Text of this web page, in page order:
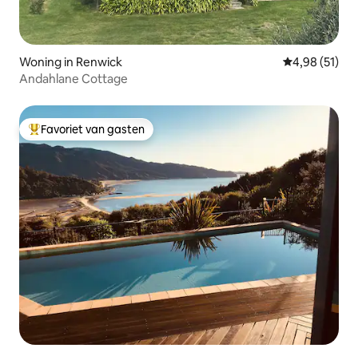
Woning in Renwick Gemiddelde
4,98 (51)
Andahlane Cottage
Topfavoriet van gasten
Favoriet van gasten